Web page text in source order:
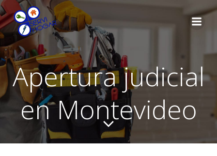
contenido
Apertura judicial
en Montevideo